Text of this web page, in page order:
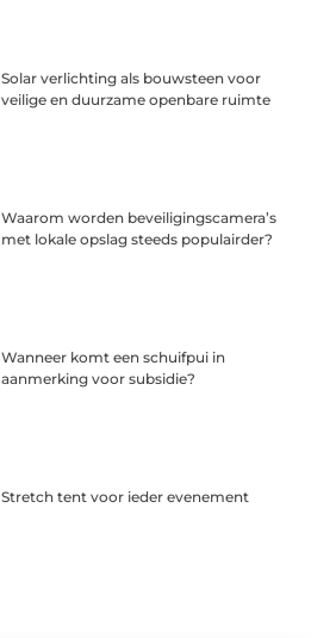
Solar verlichting als bouwsteen voor
veilige en duurzame openbare ruimte
Waarom worden beveiligingscamera’s
met lokale opslag steeds populairder?
Wanneer komt een schuifpui in
aanmerking voor subsidie?
Stretch tent voor ieder evenement